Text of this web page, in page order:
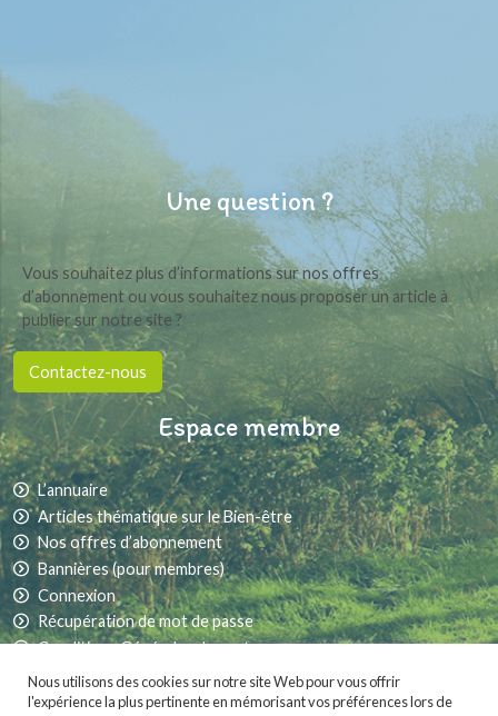
Une question ?
Vous souhaitez plus d’informations sur nos offres
d’abonnement ou vous souhaitez nous proposer un article à
publier sur notre site ?
Contactez-nous
Espace membre
L’annuaire
Articles thématique sur le Bien-être
Nos offres d’abonnement
Bannières (pour membres)
Connexion
Récupération de mot de passe
Conditions Générales de vente
Nous utilisons des cookies sur notre site Web pour vous offrir
l'expérience la plus pertinente en mémorisant vos préférences lors de